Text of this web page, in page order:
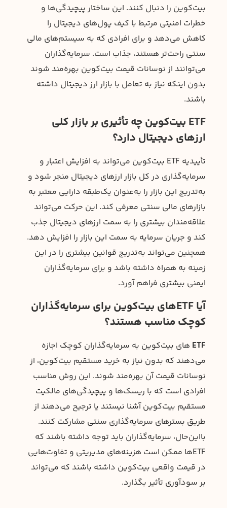
بیت‌کوین را دنبال کنند. این ساختار پیچیدگی‌ها و
خطرات امنیتی مرتبط با کیف پول‌های دیجیتال را
کاهش می‌دهد و برای افرادی که به سیستم‌های مالی
سنتی راحت‌تر هستند، جذاب است. سرمایه‌گذاران
می‌توانند از نوسانات قیمت بیت‌کوین بهره‌مند شوند
بدون اینکه نیاز به تعامل با بازار ارز دیجیتال داشته
باشند.
ETF بیت‌کوین چه تأثیری بر بازار کلی
ارزهای دیجیتال دارد؟
تأییدیه ETF بیت‌کوین می‌تواند به افزایش اعتبار و
سرمایه‌گذاری در کل بازار ارزهای دیجیتال منجر شود و
به‌تدریج این بازار را به‌عنوان یک‌طبقه دارایی معتبر به
بازارهای مالی سنتی معرفی کند. این حرکت می‌تواند
علاقه‌مندان بیشتری را به سمت ارزهای دیجیتال جذب
کند و جریان سرمایه به سمت این بازار را افزایش دهد.
همچنین می‌تواند به‌تدریج قوانین بیشتری را در این
زمینه به همراه داشته باشد و برای سرمایه‌گذاران
ایمنی بیشتری فراهم آورد.
آیا ETFهای بیت‌کوین برای سرمایه‌گذاران
کوچک مناسب هستند؟
ETF های بیت‌کوین به سرمایه‌گذاران کوچک اجازه
می‌دهند که بدون نیاز به خرید مستقیم بیت‌کوین، از
نوسانات قیمت آن بهره‌مند شوند. این روش مناسب
افرادی است که با ریسک‌ها و پیچیدگی‌های مالکیت
مستقیم بیت‌کوین آشنا نیستند یا ترجیح می‌دهند از
طریق بسترهای سرمایه‌گذاری سنتی مشارکت کنند.
بااین‌حال، سرمایه‌گذاران باید توجه داشته باشند که
ETFها ممکن است هزینه‌های مدیریتی و تفاوت‌هایی
در قیمت واقعی بیت‌کوین داشته باشند که می‌تواند
بر سودآوری تأثیر بگذارد.